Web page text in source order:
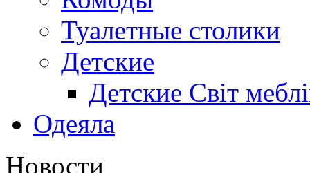
Туалетные столики
Детские
Детские Світ
Одеяла
Новости